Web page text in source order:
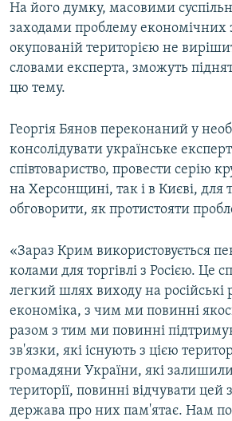
На його думку, масовими
заходами проблему економічних
окупованій територією не
словами експерта, зможуть
цю тему.
Георгія Бянов переконаний у
консолідувати українське
співтовариство, провести серію
на Херсонщині, так і в Києві, для
обговорити, як протистояти
«Зараз Крим використовується
колами для торгівлі з Росією. Це
легкий шлях виходу на
економіка, з чим ми повинні
разом з тим ми повинні
зв'язки, які існують з цією
громадяни України, які
території, повинні відчувати цей
держава про них пам'ятає. Нам